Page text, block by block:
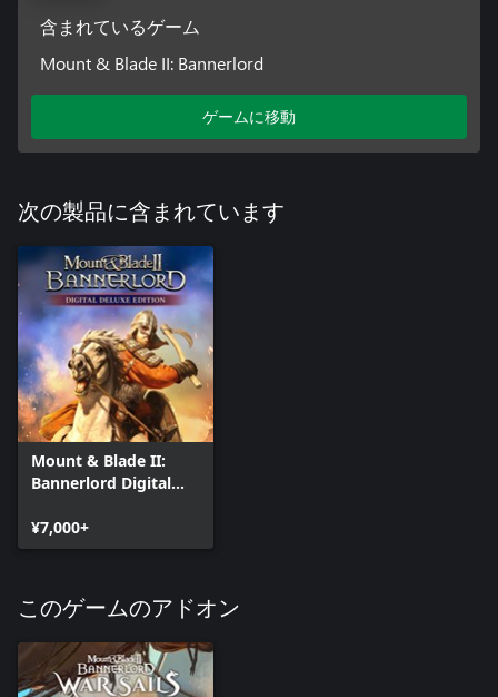
含まれているゲーム
Mount & Blade II: Bannerlord
ゲームに移動
次の製品に含まれています
Mount & Blade II:
Bannerlord Digital
¥7,000+
このゲームのアドオン